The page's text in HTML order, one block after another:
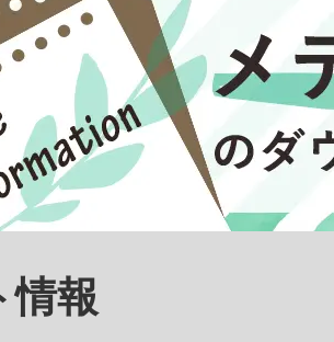
放射線技師
情報